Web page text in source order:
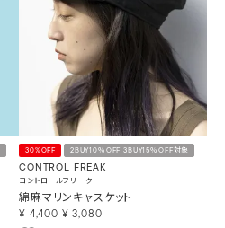
30%OFF 2BUY10％OFF 3BUY15％OFF対象
CONTROL FREAK
コントロールフリーク
綿麻マリンキャスケット
¥ 4,400 ¥ 3,080